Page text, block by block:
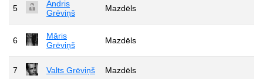
5
Andris
Grēviņš
Mazdēls
6
Māris
Grēviņš
Mazdēls
7 Valts Grēviņš Mazdēls